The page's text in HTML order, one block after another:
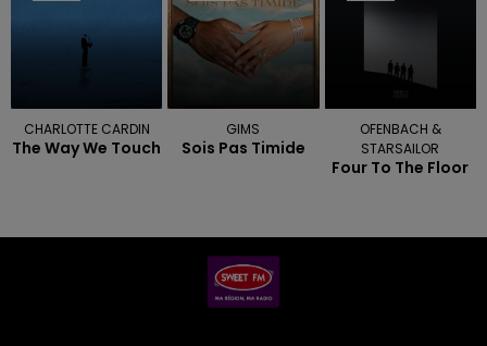
CHARLOTTE CARDIN
The Way We Touch
GIMS
Sois Pas Timide
OFENBACH &
STARSAILOR
Four To The Floor